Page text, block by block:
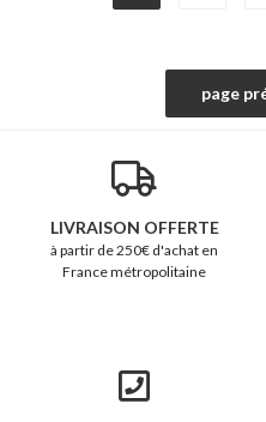
LIVRAISON OFFERTE
à partir de 250€ d'achat en
France métropolitaine